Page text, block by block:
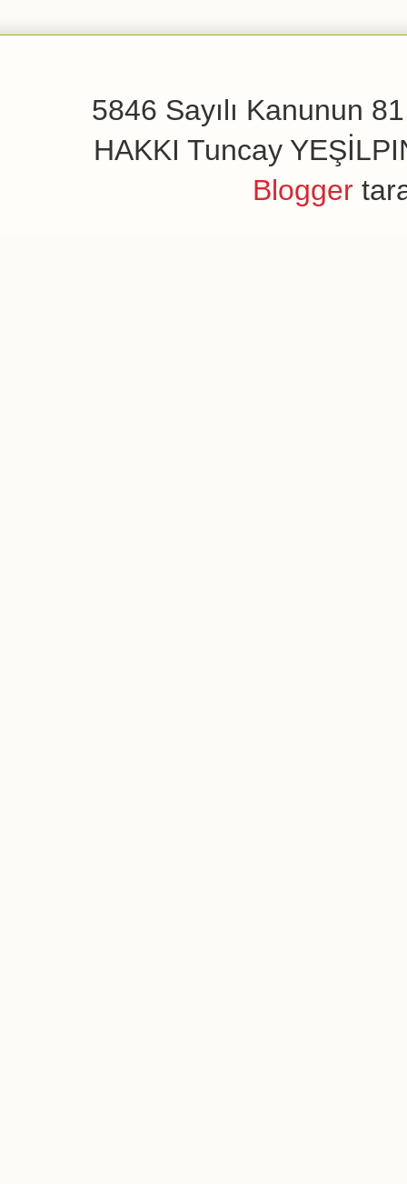
5846 Sayılı Kanunun
HAKKI Tuncay
Blogger